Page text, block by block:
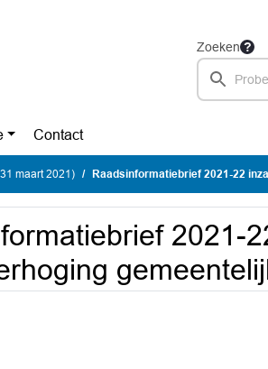
Zoeken
Contact
maart 2021) Raadsinformatiebrief 2021-22 inzake
2021-